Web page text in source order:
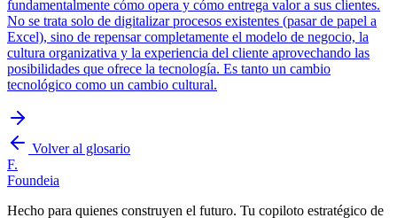
fundamentalmente cómo opera y cómo entrega valor a sus clientes.
No se trata solo de digitalizar procesos existentes (pasar de papel a
Excel), sino de repensar completamente el modelo de negocio, la
cultura organizativa y la experiencia del cliente aprovechando las
posibilidades que ofrece la tecnología. Es tanto un cambio
tecnológico como un cambio cultural.
Volver al glosario
F.
Foundeia
Hecho para quienes construyen el futuro. Tu copiloto estratégico de